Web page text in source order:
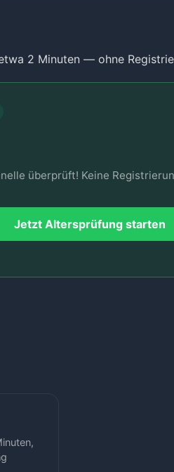
2 Minuten — ohne
überprüft! Keine
Jetzt Altersprüfung starten